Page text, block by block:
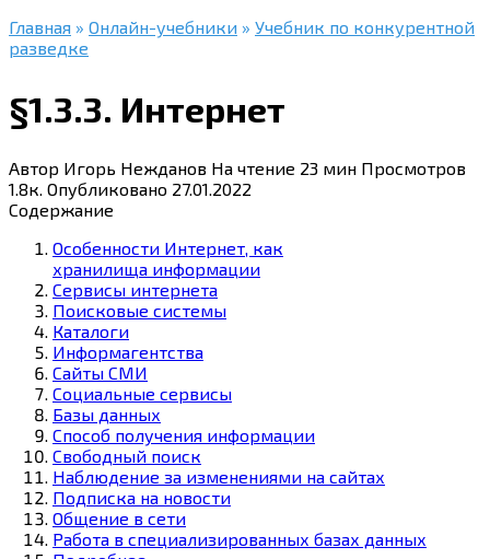
Главная » Онлайн-учебники » Учебник по конкурентной
разведке
§1.3.3. Интернет
Автор Игорь Нежданов На чтение 23 мин Просмотров
1.8к. Опубликовано 27.01.2022
Содержание
Особенности Интернет, как
хранилища информации
Сервисы интернета
Поисковые системы
Каталоги
Информагентства
Сайты СМИ
Социальные сервисы
Базы данных
Способ получения информации
Свободный поиск
Наблюдение за изменениями на сайтах
Подписка на новости
Общение в сети
Работа в специализированных базах данных